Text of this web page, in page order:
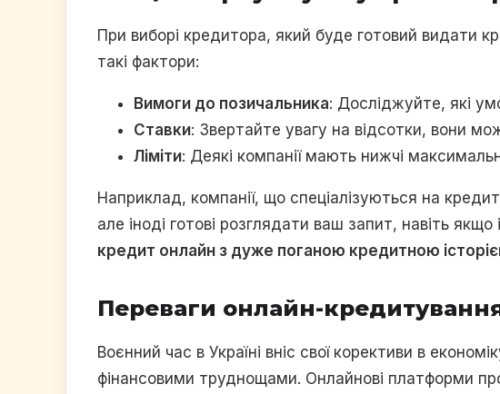
При виборі кредитора, який буде готовий видати
такі фактори:
Вимоги до позичальника: Досліджуйте, які
Ставки: Звертайте увагу на відсотки, вони
Ліміти: Деякі компанії мають нижчі
Наприклад, компанії, що спеціалізуються на
але іноді готові розглядати ваш запит, навіть
кредит онлайн з дуже поганою кредитною
Переваги онлайн-
Воєнний час в Україні вніс свої корективи в
фінансовими труднощами. Онлайнові платформи